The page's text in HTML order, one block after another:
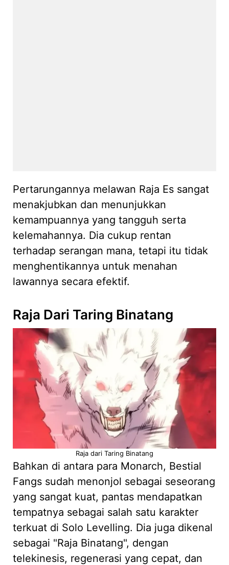
Pertarungannya melawan Raja Es sangat
menakjubkan dan menunjukkan
kemampuannya yang tangguh serta
kelemahannya. Dia cukup rentan
terhadap serangan mana, tetapi itu tidak
menghentikannya untuk menahan
lawannya secara efektif.
Raja Dari Taring Binatang
Raja dari Taring Binatang
Bahkan di antara para Monarch, Bestial
Fangs sudah menonjol sebagai seseorang
yang sangat kuat, pantas mendapatkan
tempatnya sebagai salah satu karakter
terkuat di Solo Levelling. Dia juga dikenal
sebagai "Raja Binatang", dengan
telekinesis, regenerasi yang cepat, dan